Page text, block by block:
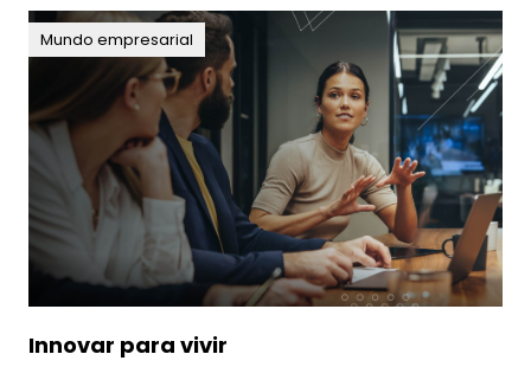
Mundo empresarial
Innovar para vivir